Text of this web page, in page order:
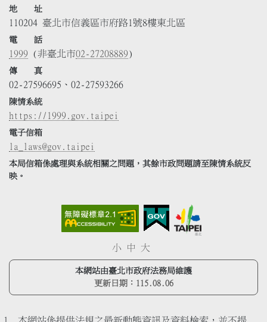
地 址
110204 臺北市信義區市府路1號8樓東北區
電 話
1999 (非臺北市02-27208889)
傳 真
02-27596695、02-27593266
陳情系統
https://1999.gov.taipei
電子信箱
la_laws@gov.taipei
本局信箱係處理與系統相關之問題，其餘市政問題請至陳情系統反
映。
小 中 大
本網站由臺北市政府法務局維護
更新日期： 115.08.06
本網站係提供法規之最新動態資訊及資料檢索，並不提